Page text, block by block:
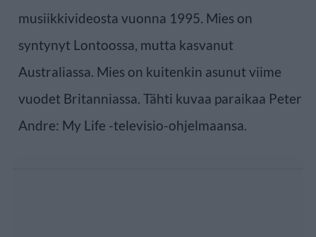
musiikkivideosta vuonna 1995. Mies on
syntynyt Lontoossa, mutta kasvanut
Australiassa. Mies on kuitenkin asunut viime
vuodet Britanniassa. Tähti kuvaa paraikaa Peter
Andre: My Life -televisio-ohjelmaansa.